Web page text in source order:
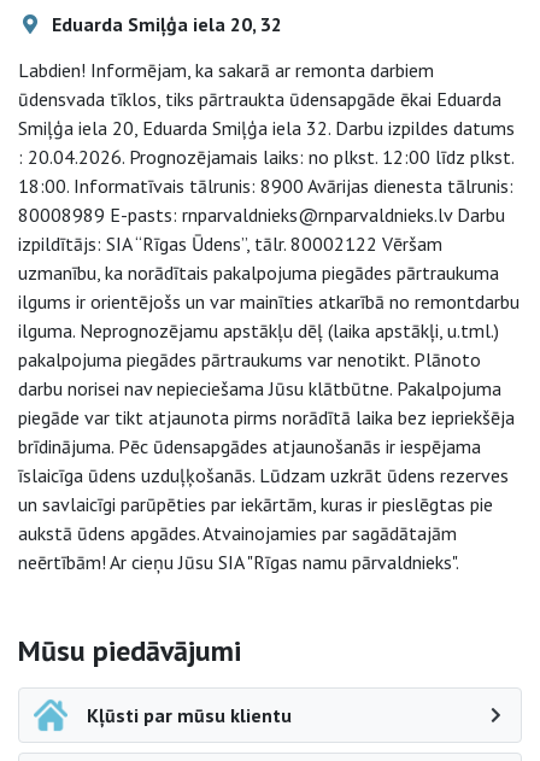
Eduarda Smiļģa iela 20, 32
Labdien! Informējam, ka sakarā ar remonta darbiem
ūdensvada tīklos, tiks pārtraukta ūdensapgāde ēkai Eduarda
Smiļģa iela 20, Eduarda Smiļģa iela 32. Darbu izpildes datums
: 20.04.2026. Prognozējamais laiks: no plkst. 12:00 līdz plkst.
18:00. Informatīvais tālrunis: 8900 Avārijas dienesta tālrunis:
80008989 E-pasts: rnparvaldnieks@rnparvaldnieks.lv Darbu
izpildītājs: SIA “Rīgas Ūdens”, tālr. 80002122 Vēršam
uzmanību, ka norādītais pakalpojuma piegādes pārtraukuma
ilgums ir orientējošs un var mainīties atkarībā no remontdarbu
ilguma. Neprognozējamu apstākļu dēļ (laika apstākļi, u.tml.)
pakalpojuma piegādes pārtraukums var nenotikt. Plānoto
darbu norisei nav nepieciešama Jūsu klātbūtne. Pakalpojuma
piegāde var tikt atjaunota pirms norādītā laika bez iepriekšēja
brīdinājuma. Pēc ūdensapgādes atjaunošanās ir iespējama
īslaicīga ūdens uzduļķošanās. Lūdzam uzkrāt ūdens rezerves
un savlaicīgi parūpēties par iekārtām, kuras ir pieslēgtas pie
aukstā ūdens apgādes. Atvainojamies par sagādātajām
neērtībām! Ar cieņu Jūsu SIA "Rīgas namu pārvaldnieks".
Sāna navigācija
Mūsu piedāvājumi
Kļūsti par mūsu klientu